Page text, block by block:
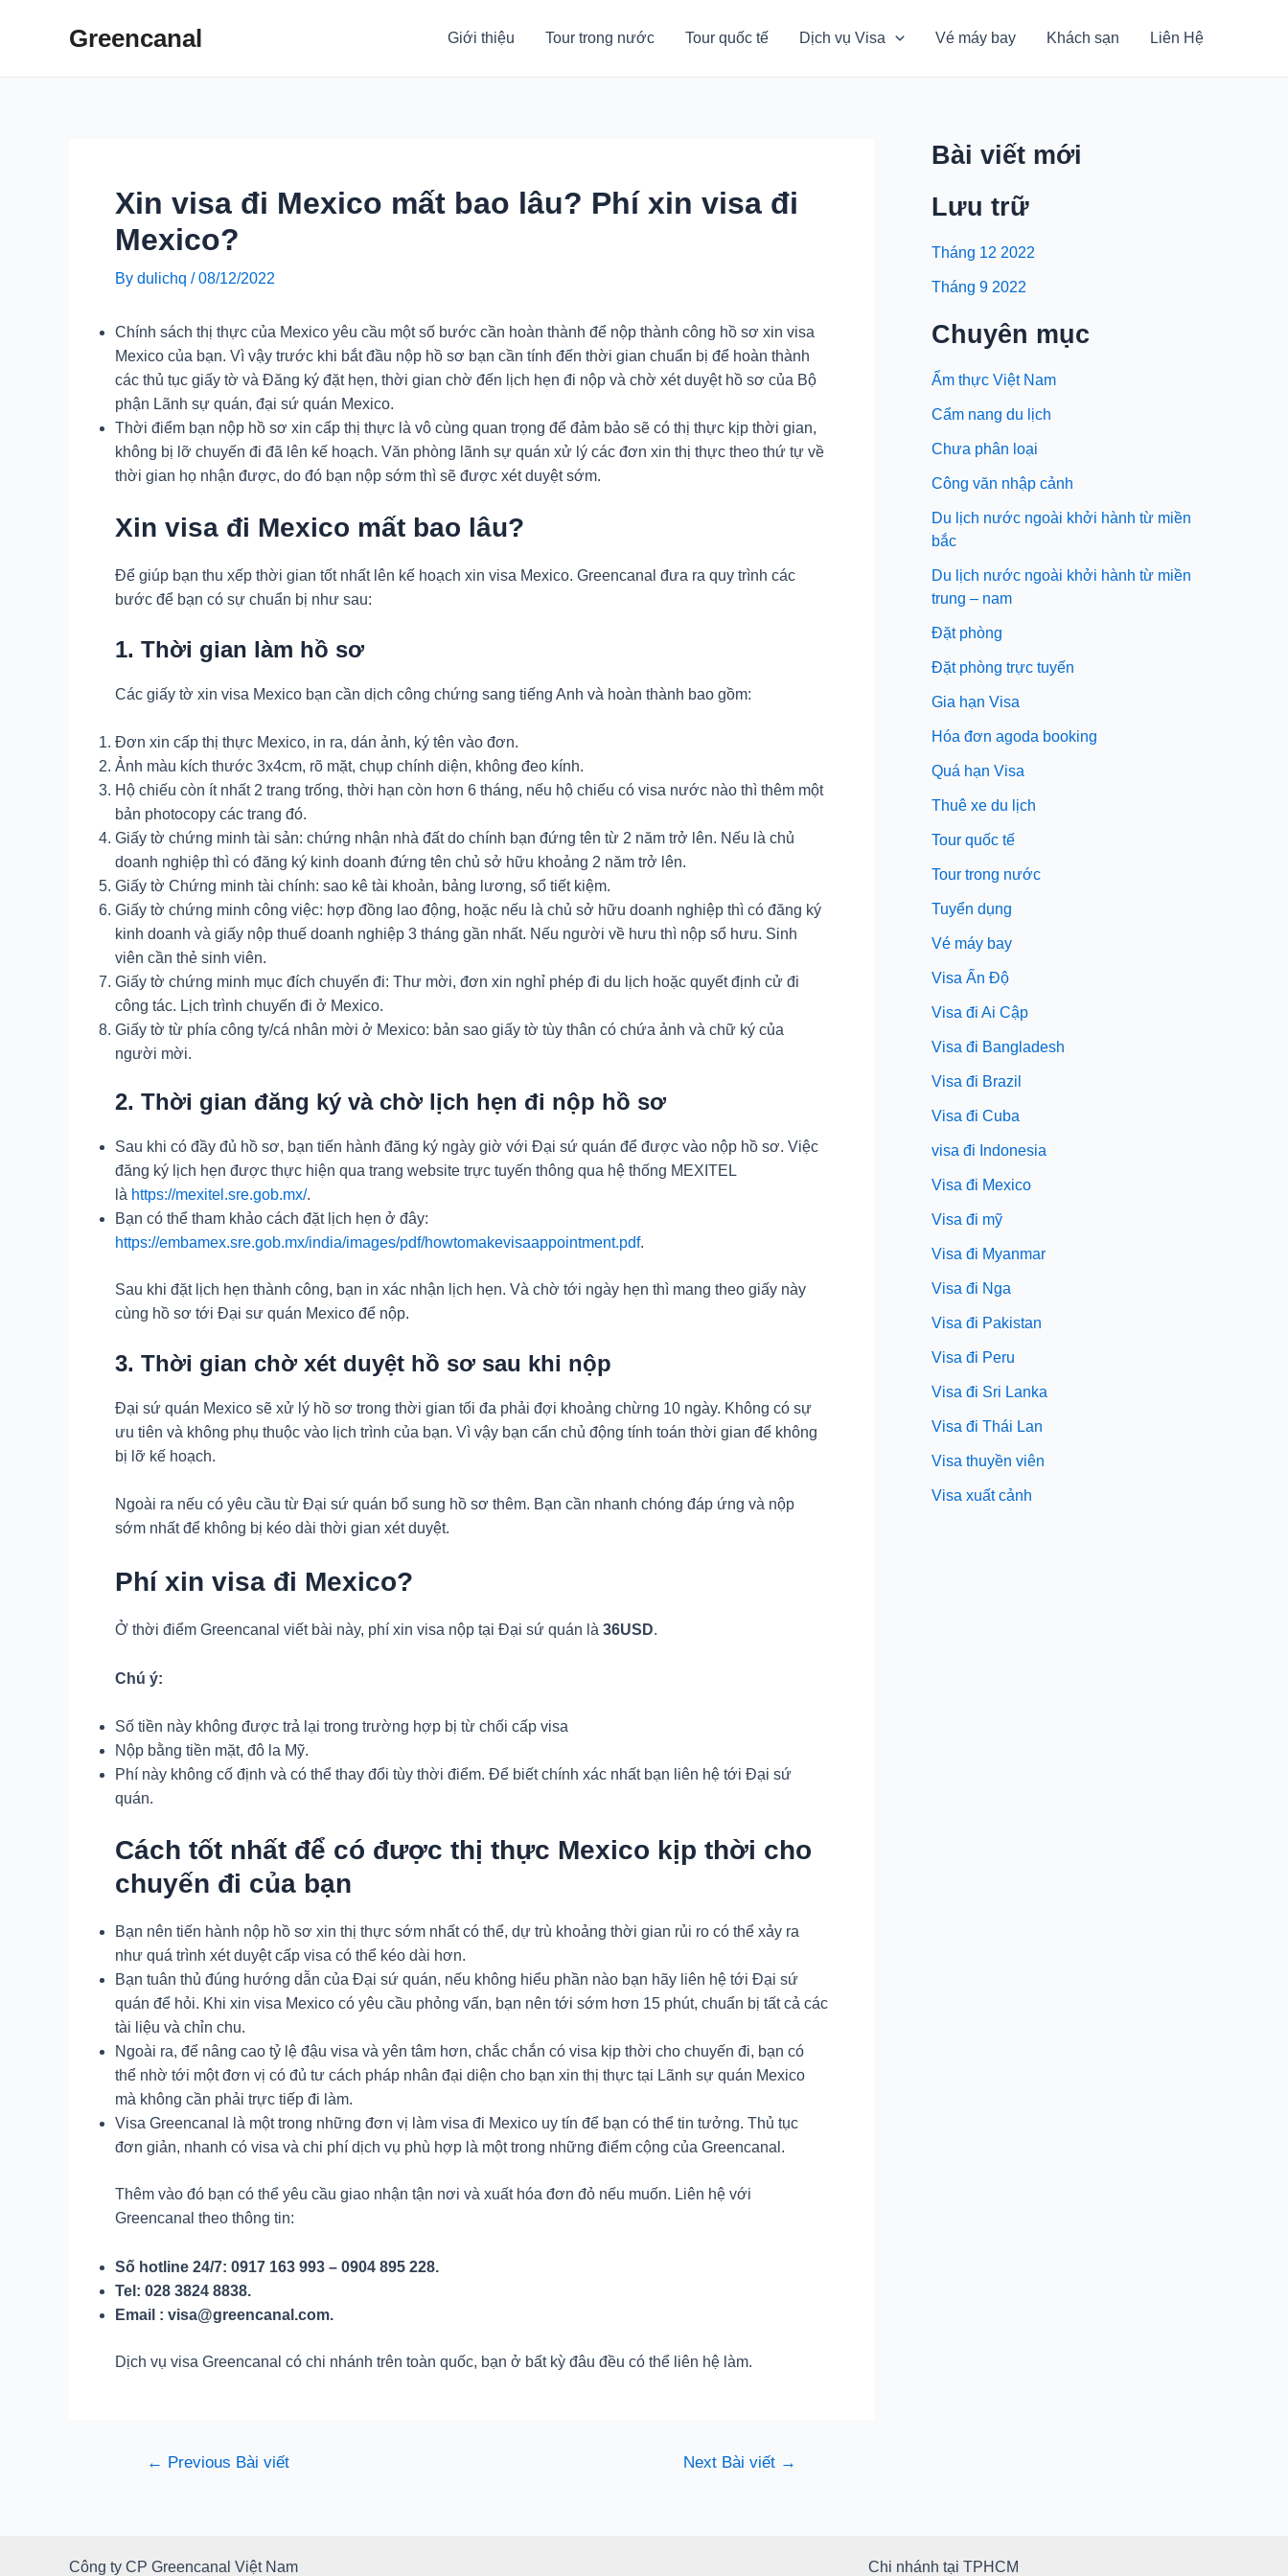
Greencanal Giới thiệu Tour trong nước Tour quốc tế Dịch vụ Visa Vé máy bay Khách sạn Liên Hệ
Xin visa đi Mexico mất bao lâu? Phí xin visa đi
Mexico?
By dulichq /08/12/2022
Chính sách thị thực của Mexico yêu cầu một số bước cần hoàn thành để nộp thành công hồ sơ xin visa
Mexico của bạn. Vì vậy trước khi bắt đầu nộp hồ sơ bạn cần tính đến thời gian chuẩn bị để hoàn thành
các thủ tục giấy tờ và Đăng ký đặt hẹn, thời gian chờ đến lịch hẹn đi nộp và chờ xét duyệt hồ sơ của Bộ
phận Lãnh sự quán, đại sứ quán Mexico.
Thời điểm bạn nộp hồ sơ xin cấp thị thực là vô cùng quan trọng để đảm bảo sẽ có thị thực kịp thời gian,
không bị lỡ chuyến đi đã lên kế hoạch. Văn phòng lãnh sự quán xử lý các đơn xin thị thực theo thứ tự về
thời gian họ nhận được, do đó bạn nộp sớm thì sẽ được xét duyệt sớm.
Xin visa đi Mexico mất bao lâu?
Để giúp bạn thu xếp thời gian tốt nhất lên kế hoạch xin visa Mexico. Greencanal đưa ra quy trình các
bước để bạn có sự chuẩn bị như sau:
1. Thời gian làm hồ sơ
Các giấy tờ xin visa Mexico bạn cần dịch công chứng sang tiếng Anh và hoàn thành bao gồm:
Đơn xin cấp thị thực Mexico, in ra, dán ảnh, ký tên vào đơn.
Ảnh màu kích thước 3x4cm, rõ mặt, chụp chính diện, không đeo kính.
Hộ chiếu còn ít nhất 2 trang trống, thời hạn còn hơn 6 tháng, nếu hộ chiếu có visa nước nào thì thêm một
bản photocopy các trang đó.
Giấy tờ chứng minh tài sản: chứng nhận nhà đất do chính bạn đứng tên từ 2 năm trở lên. Nếu là chủ
doanh nghiệp thì có đăng ký kinh doanh đứng tên chủ sở hữu khoảng 2 năm trở lên.
Giấy tờ Chứng minh tài chính: sao kê tài khoản, bảng lương, sổ tiết kiệm.
Giấy tờ chứng minh công việc: hợp đồng lao động, hoặc nếu là chủ sở hữu doanh nghiệp thì có đăng ký
kinh doanh và giấy nộp thuế doanh nghiệp 3 tháng gần nhất. Nếu người về hưu thì nộp sổ hưu. Sinh
viên cần thẻ sinh viên.
Giấy tờ chứng minh mục đích chuyến đi: Thư mời, đơn xin nghỉ phép đi du lịch hoặc quyết định cử đi
công tác. Lịch trình chuyến đi ở Mexico.
Giấy tờ từ phía công ty/cá nhân mời ở Mexico: bản sao giấy tờ tùy thân có chứa ảnh và chữ ký của
người mời.
2. Thời gian đăng ký và chờ lịch hẹn đi nộp hồ sơ
Sau khi có đầy đủ hồ sơ, bạn tiến hành đăng ký ngày giờ với Đại sứ quán để được vào nộp hồ sơ. Việc
đăng ký lịch hẹn được thực hiện qua trang website trực tuyến thông qua hệ thống MEXITEL
là https://mexitel.sre.gob.mx/.
Bạn có thể tham khảo cách đặt lịch hẹn ở đây:
https://embamex.sre.gob.mx/india/images/pdf/howtomakevisaappointment.pdf.
Sau khi đặt lịch hẹn thành công, bạn in xác nhận lịch hẹn. Và chờ tới ngày hẹn thì mang theo giấy này
cùng hồ sơ tới Đại sư quán Mexico để nộp.
3. Thời gian chờ xét duyệt hồ sơ sau khi nộp
Đại sứ quán Mexico sẽ xử lý hồ sơ trong thời gian tối đa phải đợi khoảng chừng 10 ngày. Không có sự
ưu tiên và không phụ thuộc vào lịch trình của bạn. Vì vậy bạn cẩn chủ động tính toán thời gian để không
bị lỡ kế hoạch.
Ngoài ra nếu có yêu cầu từ Đại sứ quán bổ sung hồ sơ thêm. Bạn cần nhanh chóng đáp ứng và nộp
sớm nhất để không bị kéo dài thời gian xét duyệt.
Phí xin visa đi Mexico?
Ở thời điểm Greencanal viết bài này, phí xin visa nộp tại Đại sứ quán là 36USD.
Chú ý:
Số tiền này không được trả lại trong trường hợp bị từ chối cấp visa
Nộp bằng tiền mặt, đô la Mỹ.
Phí này không cố định và có thể thay đổi tùy thời điểm. Để biết chính xác nhất bạn liên hệ tới Đại sứ
quán.
Cách tốt nhất để có được thị thực Mexico kịp thời cho
chuyến đi của bạn
Bạn nên tiến hành nộp hồ sơ xin thị thực sớm nhất có thể, dự trù khoảng thời gian rủi ro có thể xảy ra
như quá trình xét duyệt cấp visa có thể kéo dài hơn.
Bạn tuân thủ đúng hướng dẫn của Đại sứ quán, nếu không hiểu phần nào bạn hãy liên hệ tới Đại sứ
quán để hỏi. Khi xin visa Mexico có yêu cầu phỏng vấn, bạn nên tới sớm hơn 15 phút, chuẩn bị tất cả các
tài liệu và chỉn chu.
Ngoài ra, để nâng cao tỷ lệ đậu visa và yên tâm hơn, chắc chắn có visa kịp thời cho chuyến đi, bạn có
thể nhờ tới một đơn vị có đủ tư cách pháp nhân đại diện cho bạn xin thị thực tại Lãnh sự quán Mexico
mà không cần phải trực tiếp đi làm.
Visa Greencanal là một trong những đơn vị làm visa đi Mexico uy tín để bạn có thể tin tưởng. Thủ tục
đơn giản, nhanh có visa và chi phí dịch vụ phù hợp là một trong những điểm cộng của Greencanal.
Thêm vào đó bạn có thể yêu cầu giao nhận tận nơi và xuất hóa đơn đỏ nếu muốn. Liên hệ với
Greencanal theo thông tin:
Số hotline 24/7: 0917 163 993 – 0904 895 228.
Tel: 028 3824 8838.
Email : visa@greencanal.com.
Dịch vụ visa Greencanal có chi nhánh trên toàn quốc, bạn ở bất kỳ đâu đều có thể liên hệ làm.
Điều← Previous Bài viết Next Bài viết →
Bài viết mới
Lưu trữ
Tháng 12 2022
Tháng 9 2022
Chuyên mục
Ẩm thực Việt Nam
Cẩm nang du lịch
Chưa phân loại
Công văn nhập cảnh
Du lịch nước ngoài khởi hành từ miền
bắc
Du lịch nước ngoài khởi hành từ miền
trung – nam
Đặt phòng
Đặt phòng trực tuyến
Gia hạn Visa
Hóa đơn agoda booking
Quá hạn Visa
Thuê xe du lịch
Tour quốc tế
Tour trong nước
Tuyển dụng
Vé máy bay
Visa Ấn Độ
Visa đi Ai Cập
Visa đi Bangladesh
Visa đi Brazil
Visa đi Cuba
visa đi Indonesia
Visa đi Mexico
Visa đi mỹ
Visa đi Myanmar
Visa đi Nga
Visa đi Pakistan
Visa đi Peru
Visa đi Sri Lanka
Visa đi Thái Lan
Visa thuyền viên
Visa xuất cảnh
Công ty CP Greencanal Việt Nam Chi nhánh tại TPHCM